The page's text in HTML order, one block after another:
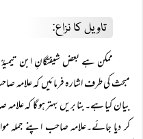
تاویل کا نزاع:
ممکن ہے بعض شیفتگانِ ابن
مبحث کی طرف اشارہ فرمائیں کہ علامہ
بیان کیا ہے۔بنا بریں بہتر ہو گا کہ
کر دیا جائے۔علامہ صاحب اپنے